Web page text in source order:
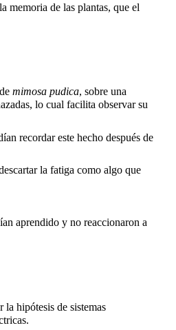
memoria de las plantas, que el
mimosa pudica, sobre una
lo cual facilita observar su
recordar este hecho después de
la fatiga como algo que
aprendido y no reaccionaron a
la hipótesis de sistemas